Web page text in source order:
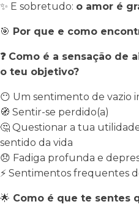
✨ E sobretudo: o amor é
🎯 Por que e como
❓Como é a sensação de
o teu objetivo?
😶 Um sentimento de vazio
🧭 Sentir-se perdido(a)
🤔 Questionar a tua
sentido da vida
😞 Fadiga profunda e
⚡ Sentimentos frequentes
🌟 Como é que te sentes